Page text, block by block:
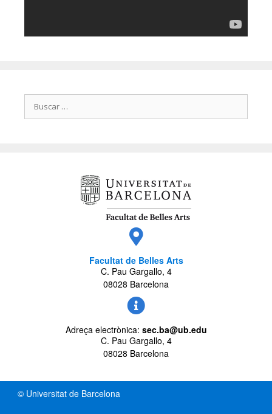
Facultat de Belles Arts
C. Pau Gargallo, 4
08028 Barcelona
Adreça electrònica: sec.ba@ub.edu
C. Pau Gargallo, 4
08028 Barcelona
© Universitat de Barcelona